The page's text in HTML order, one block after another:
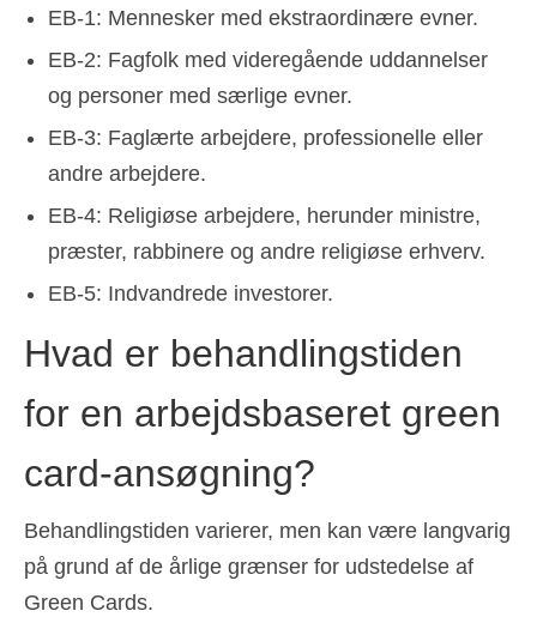
EB-1: Mennesker med ekstraordinære evner.
EB-2: Fagfolk med videregående uddannelser
og personer med særlige evner.
EB-3: Faglærte arbejdere, professionelle eller
andre arbejdere.
EB-4: Religiøse arbejdere, herunder ministre,
præster, rabbinere og andre religiøse erhverv.
EB-5: Indvandrede investorer.
Hvad er behandlingstiden
for en arbejdsbaseret green
card-ansøgning?
Behandlingstiden varierer, men kan være langvarig
på grund af de årlige grænser for udstedelse af
Green Cards.